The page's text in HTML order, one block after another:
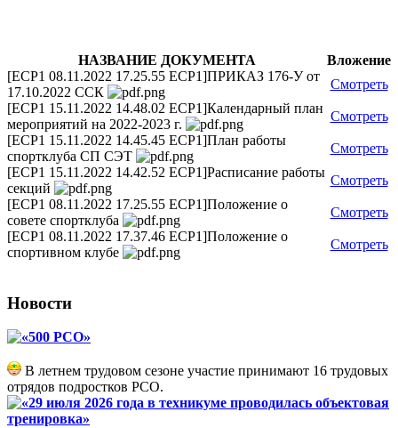
НАЗВАНИЕ ДОКУМЕНТА
Вложение
[ECP1 08.11.2022 17.25.55 ECP1]ПРИКАЗ 176-У от
17.10.2022 ССК
Смотреть
[ECP1 15.11.2022 14.48.02 ECP1]Календарный план
мероприятий на 2022-2023 г.
Смотреть
[ECP1 15.11.2022 14.45.45 ECP1]План работы
спортклуба СП СЭТ
Смотреть
[ECP1 15.11.2022 14.42.52 ECP1]Расписание работы
секций
Смотреть
[ECP1 08.11.2022 17.25.55 ECP1]Положение о
совете спортклуба
Смотреть
[ECP1 08.11.2022 17.37.46 ECP1]Положение о
спортивном клубе
Смотреть
Новости
«500 РСО»
В летнем трудовом сезоне участие принимают 16 трудовых
отрядов подростков РСО.
«29 июля 2026 года в техникуме проводилась объектовая
тренировка»